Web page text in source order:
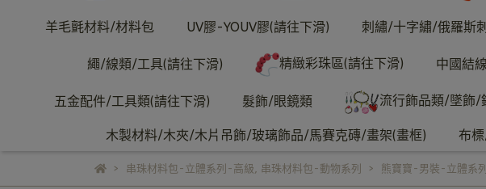
羊毛氈材料/材料包 UV膠-YOUV膠(請往下滑) 刺繡/十字繡/俄羅斯
繩/線類/工具(請往下滑) 精緻彩珠區(請往下滑) 中國結
五金配件/工具類(請往下滑) 髮飾/眼鏡類 流行飾品類/墜飾/
木製材料/木夾/木片吊飾/玻璃飾品/馬賽克磚/畫架(畫框) 布
串珠材料包-立體系列-高級, 串珠材料包-動物系列 熊寶寶-男裝-立體系